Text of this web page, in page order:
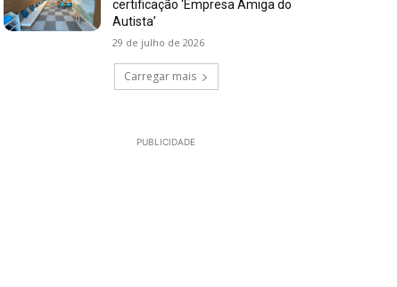
certificação ‘Empresa Amiga do
Autista’
29 de julho de 2026
Carregar mais
PUBLICIDADE